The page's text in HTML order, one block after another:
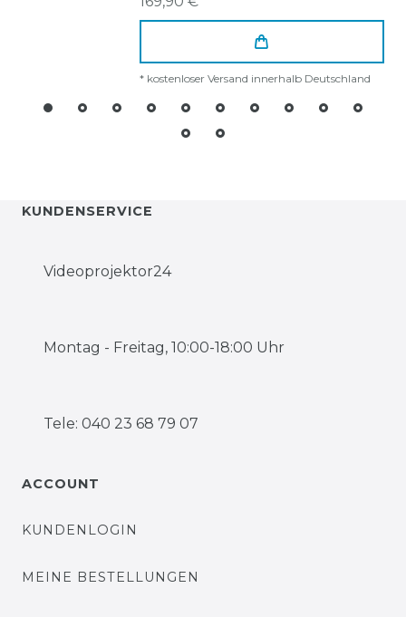
* kostenloser Versand innerhalb Deutschland
KUNDENSERVICE
Videoprojektor24
Montag - Freitag, 10:00-18:00 Uhr
Tele: 040 23 68 79 07
ACCOUNT
KUNDENLOGIN
MEINE BESTELLUNGEN